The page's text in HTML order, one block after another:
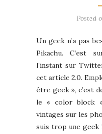
Posted
Un geek n’a pas
Pikachu. C’est
l’instant sur
cet article 2.0.
être geek », c’est
le « color block
vintages sur les
suis trop une geek